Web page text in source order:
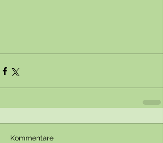
Kommentare